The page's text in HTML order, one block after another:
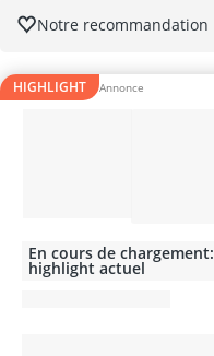
Notre recommandation
HIGHLIGHT
En cours de chargement:
highlight actuel